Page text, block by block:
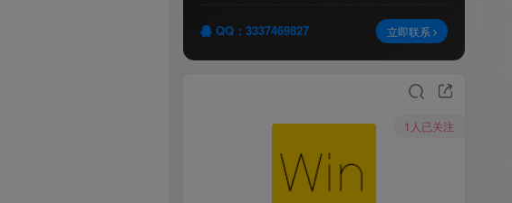
QQ：3337469827 立即联系
1人已关注